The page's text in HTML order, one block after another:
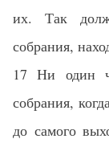
их. Так
собрания,
17 Ни один
собрания,
до самого